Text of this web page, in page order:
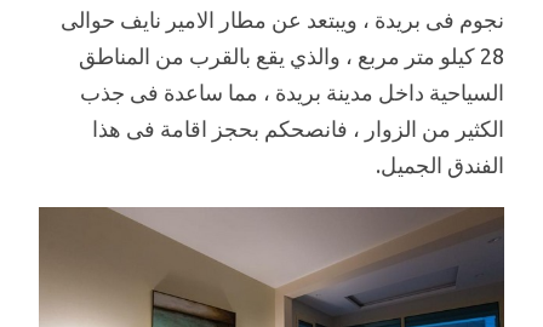
نجوم فى بريدة ، ويبتعد عن مطار الامير نايف حوالى
28 كيلو متر مربع ، والذي يقع بالقرب من المناطق
السياحية داخل مدينة بريدة ، مما ساعدة فى جذب
الكثير من الزوار ، فانصحكم بحجز اقامة فى هذا
الفندق الجميل.